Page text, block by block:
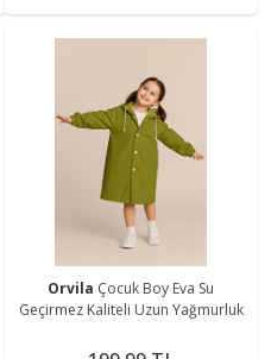
Orvila Çocuk Boy Eva Su
Geçirmez Kaliteli Uzun Yağmurluk